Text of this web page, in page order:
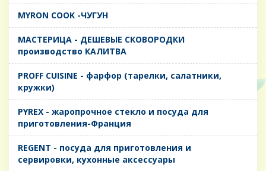
MYRON COOK -ЧУГУН
MАСТЕРИЦА - ДЕШЕВЫЕ СКОВОРОДКИ
производство КАЛИТВА
PROFF CUISINE - фарфор (тарелки, салатники,
кружки)
PYREX - жаропрочное стекло и посуда для
приготовления-Франция
REGENT - посуда для приготовления и
сервировки, кухонные аксессуары